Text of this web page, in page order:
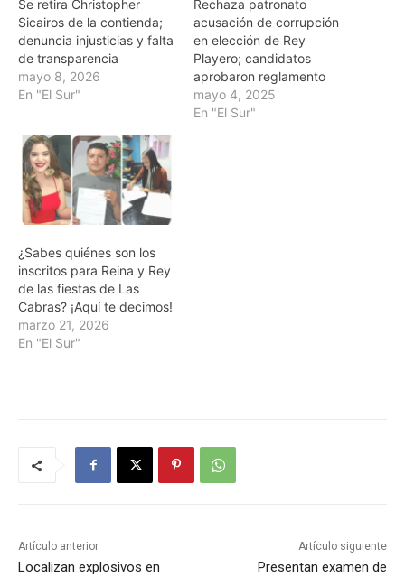
Se retira Christopher
Sicairos de la contienda;
denuncia injusticias y falta
de transparencia
mayo 8, 2026
En "El Sur"
Rechaza patronato
acusación de corrupción
en elección de Rey
Playero; candidatos
aprobaron reglamento
mayo 4, 2025
En "El Sur"
¿Sabes quiénes son los
inscritos para Reina y Rey
de las fiestas de Las
Cabras? ¡Aquí te decimos!
marzo 21, 2026
En "El Sur"
Artículo anterior
Localizan explosivos en
Artículo siguiente
Presentan examen de